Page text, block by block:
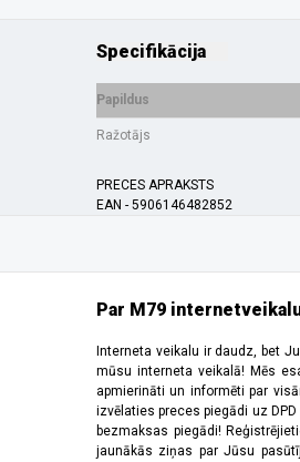
Specifikācija
Papildus
Ražotājs
PRECES APRAKSTS
EAN - 5906146482852
Par M79
Interneta veikalu ir daudz, bet
mūsu interneta veikalā! Mēs
apmierināti un informēti par
izvēlaties preces piegādi uz
bezmaksas piegādi!
jaunākās ziņas par Jūsu